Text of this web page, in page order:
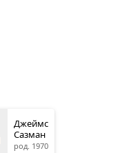
Джеймс
Сазман
род. 1970